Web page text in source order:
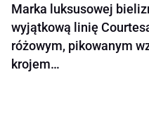
Marka luksusowej
wyjątkową linię
różowym, pikowanym
krojem…